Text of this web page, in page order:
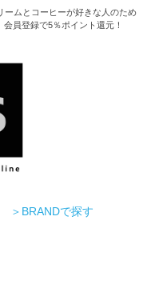
ームとコーヒーが好きな人のため
員登録で5％ポイント還元！
＞BRANDで探す